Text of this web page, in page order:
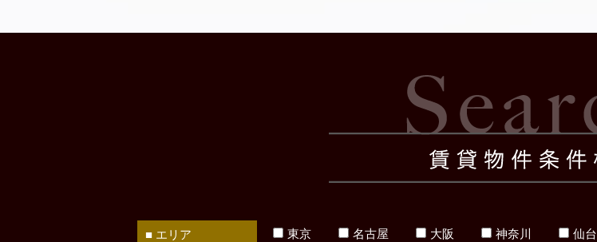
■ エリア 東京 名古屋 大阪 神奈川 仙台